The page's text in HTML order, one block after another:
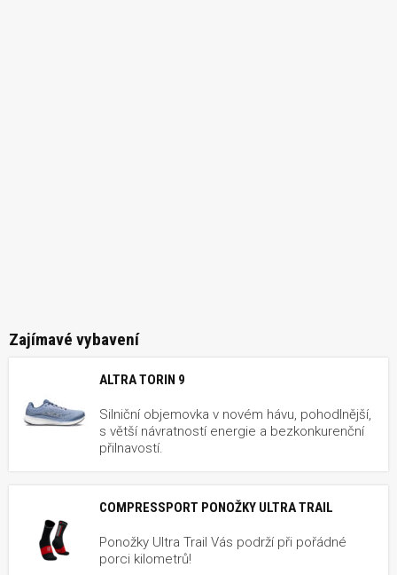
Zajímavé vybavení
ALTRA TORIN 9
Silniční objemovka v novém hávu, pohodlnější,
s větší návratností energie a bezkonkurenční
přilnavostí.
COMPRESSPORT PONOŽKY ULTRA TRAIL
Ponožky Ultra Trail Vás podrží při pořádné
porci kilometrů!